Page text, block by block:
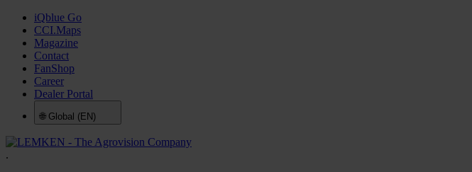
iQblue Go
CCI.Maps
Magazine
Contact
FanShop
Career
Dealer Portal
🌐 Global (EN)
.